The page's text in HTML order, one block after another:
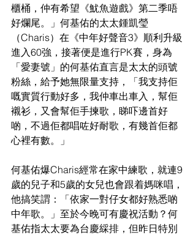
櫃桶，仲有希望《魷魚遊戲》第二季唔
好爛尾。」何基佑的太太鍾凱瑩
（Charis）在《中年好聲音3》順利升級
進入60強，接著便是進行PK賽，身為
「愛妻號」的何基佑直言是太太的頭號
粉絲，給予她無限量支持，「我支持佢
嘅實質行動好多，我仲車出車入，幫佢
襯衫，又會幫佢手揀歌，睇吓邊首好
啲，不過佢都唱咗好耐歌，有幾首佢都
心裡有數。」
何基佑爆Charis經常在家中練歌，就連9
歲的兒子和5歲的女兒也會跟着媽咪唱，
他搞笑謂：「依家一對仔女都好熟悉啲
中年歌。」至於今晚可有慶祝活動？何
基佑指太太要為台慶綵排，但昨日特別